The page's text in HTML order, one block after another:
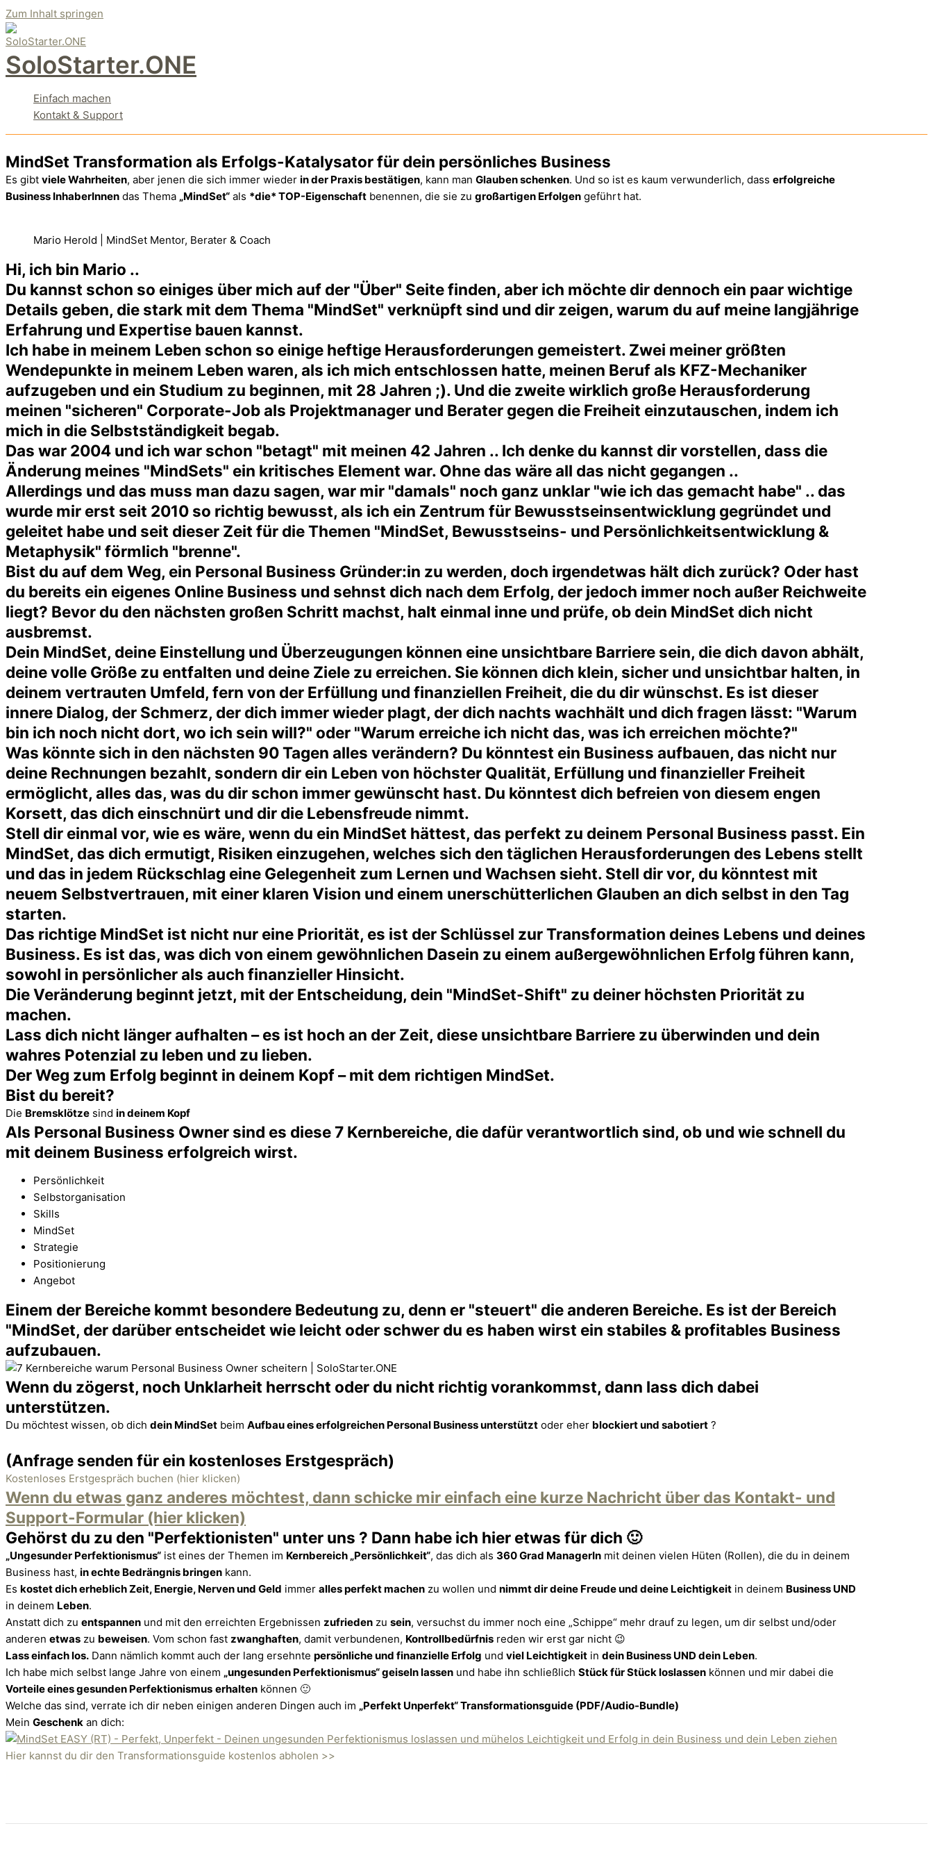
Zum Inhalt springen
SoloStarter.ONE
Einfach machen
Kontakt & Support
MindSet Transformation als Erfolgs-Katalysator für dein persönliches Business
Es gibt viele Wahrheiten, aber jenen die sich immer wieder in der Praxis bestätigen, kann man Glauben schenken. Und so ist es kaum verwunderlich, dass erfolgreiche
Business InhaberInnen das Thema „MindSet“ als *die* TOP-Eigenschaft benennen, die sie zu großartigen Erfolgen geführt hat.
Mario Herold | MindSet Mentor, Berater & Coach
Hi, ich bin Mario ..
Du kannst schon so einiges über mich auf der "Über" Seite finden, aber ich möchte dir dennoch ein paar wichtige
Details geben, die stark mit dem Thema "MindSet" verknüpft sind und dir zeigen, warum du auf meine langjährige
Erfahrung und Expertise bauen kannst.
Ich habe in meinem Leben schon so einige heftige Herausforderungen gemeistert. Zwei meiner größten
Wendepunkte in meinem Leben waren, als ich mich entschlossen hatte, meinen Beruf als KFZ-Mechaniker
aufzugeben und ein Studium zu beginnen, mit 28 Jahren ;). Und die zweite wirklich große Herausforderung
meinen "sicheren" Corporate-Job als Projektmanager und Berater gegen die Freiheit einzutauschen, indem ich
mich in die Selbstständigkeit begab.
Das war 2004 und ich war schon "betagt" mit meinen 42 Jahren .. Ich denke du kannst dir vorstellen, dass die
Änderung meines "MindSets" ein kritisches Element war. Ohne das wäre all das nicht gegangen ..
Allerdings und das muss man dazu sagen, war mir "damals" noch ganz unklar "wie ich das gemacht habe" .. das
wurde mir erst seit 2010 so richtig bewusst, als ich ein Zentrum für Bewusstseinsentwicklung gegründet und
geleitet habe und seit dieser Zeit für die Themen "MindSet, Bewusstseins- und Persönlichkeitsentwicklung &
Metaphysik" förmlich "brenne".
Bist du auf dem Weg, ein Personal Business Gründer:in zu werden, doch irgendetwas hält dich zurück? Oder hast
du bereits ein eigenes Online Business und sehnst dich nach dem Erfolg, der jedoch immer noch außer Reichweite
liegt? Bevor du den nächsten großen Schritt machst, halt einmal inne und prüfe, ob dein MindSet dich nicht
ausbremst.
Dein MindSet, deine Einstellung und Überzeugungen können eine unsichtbare Barriere sein, die dich davon abhält,
deine volle Größe zu entfalten und deine Ziele zu erreichen. Sie können dich klein, sicher und unsichtbar halten, in
deinem vertrauten Umfeld, fern von der Erfüllung und finanziellen Freiheit, die du dir wünschst. Es ist dieser
innere Dialog, der Schmerz, der dich immer wieder plagt, der dich nachts wachhält und dich fragen lässt: "Warum
bin ich noch nicht dort, wo ich sein will?" oder "Warum erreiche ich nicht das, was ich erreichen möchte?"
Was könnte sich in den nächsten 90 Tagen alles verändern? Du könntest ein Business aufbauen, das nicht nur
deine Rechnungen bezahlt, sondern dir ein Leben von höchster Qualität, Erfüllung und finanzieller Freiheit
ermöglicht, alles das, was du dir schon immer gewünscht hast. Du könntest dich befreien von diesem engen
Korsett, das dich einschnürt und dir die Lebensfreude nimmt.
Stell dir einmal vor, wie es wäre, wenn du ein MindSet hättest, das perfekt zu deinem Personal Business passt. Ein
MindSet, das dich ermutigt, Risiken einzugehen, welches sich den täglichen Herausforderungen des Lebens stellt
und das in jedem Rückschlag eine Gelegenheit zum Lernen und Wachsen sieht. Stell dir vor, du könntest mit
neuem Selbstvertrauen, mit einer klaren Vision und einem unerschütterlichen Glauben an dich selbst in den Tag
starten.
Das richtige MindSet ist nicht nur eine Priorität, es ist der Schlüssel zur Transformation deines Lebens und deines
Business. Es ist das, was dich von einem gewöhnlichen Dasein zu einem außergewöhnlichen Erfolg führen kann,
sowohl in persönlicher als auch finanzieller Hinsicht.
Die Veränderung beginnt jetzt, mit der Entscheidung, dein "MindSet-Shift" zu deiner höchsten Priorität zu
machen.
Lass dich nicht länger aufhalten – es ist hoch an der Zeit, diese unsichtbare Barriere zu überwinden und dein
wahres Potenzial zu leben und zu lieben.
Der Weg zum Erfolg beginnt in deinem Kopf – mit dem richtigen MindSet.
Bist du bereit?
Die Bremsklötze sind in deinem Kopf
Als Personal Business Owner sind es diese 7 Kernbereiche, die dafür verantwortlich sind, ob und wie schnell du
mit deinem Business erfolgreich wirst.
Persönlichkeit
Selbstorganisation
Skills
MindSet
Strategie
Positionierung
Angebot
Einem der Bereiche kommt besondere Bedeutung zu, denn er "steuert" die anderen Bereiche. Es ist der Bereich
"MindSet, der darüber entscheidet wie leicht oder schwer du es haben wirst ein stabiles & profitables Business
aufzubauen.
Wenn du zögerst, noch Unklarheit herrscht oder du nicht richtig vorankommst, dann lass dich dabei
unterstützen.
Du möchtest wissen, ob dich dein MindSet beim Aufbau eines erfolgreichen Personal Business unterstützt oder eher blockiert und sabotiert ?
(Anfrage senden für ein kostenloses Erstgespräch)
Kostenloses Erstgespräch buchen (hier klicken)
Wenn du etwas ganz anderes möchtest, dann schicke mir einfach eine kurze Nachricht über das Kontakt- und
Support-Formular (hier klicken)
Gehörst du zu den "Perfektionisten" unter uns ? Dann habe ich hier etwas für dich 🙂
„Ungesunder Perfektionismus“ ist eines der Themen im Kernbereich „Persönlichkeit“, das dich als 360 Grad ManagerIn mit deinen vielen Hüten (Rollen), die du in deinem
Business hast, in echte Bedrängnis bringen kann.
Es kostet dich erheblich Zeit, Energie, Nerven und Geld immer alles perfekt machen zu wollen und nimmt dir deine Freude und deine Leichtigkeit in deinem Business UND
in deinem Leben.
Anstatt dich zu entspannen und mit den erreichten Ergebnissen zufrieden zu sein, versuchst du immer noch eine „Schippe“ mehr drauf zu legen, um dir selbst und/oder
anderen etwas zu beweisen. Vom schon fast zwanghaften, damit verbundenen, Kontrollbedürfnis reden wir erst gar nicht 😉
Lass einfach los. Dann nämlich kommt auch der lang ersehnte persönliche und finanzielle Erfolg und viel Leichtigkeit in dein Business UND dein Leben.
Ich habe mich selbst lange Jahre von einem „ungesunden Perfektionismus“ geiseln lassen und habe ihn schließlich Stück für Stück loslassen können und mir dabei die
Vorteile eines gesunden Perfektionismus erhalten können 🙂
Welche das sind, verrate ich dir neben einigen anderen Dingen auch im „Perfekt Unperfekt“ Transformationsguide (PDF/Audio-Bundle)
Mein Geschenk an dich:
Hier kannst du dir den Transformationsguide kostenlos abholen >>